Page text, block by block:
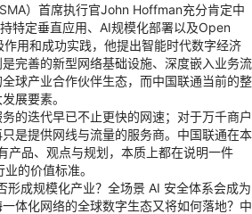
A）首席执行官John Hoffman充分肯定中
特定垂直应用、AI规模化部署以及Open
用和成功实践，他提出智能时代数字经济
完善的新型网络基础设施、深度嵌入业务流
球产业合作伙伴生态，而中国联通当前的整
展要素。
的迭代早已不止更快的网速；对于万千商户
是提供网线与流量的服务商。中国联通在本
产品、观点与规划，本质上都在说明一件
的价值标准。
形成规模化产业？全场景 AI 安全体系会成为
体化网络的全球数字生态又将如何落地？中